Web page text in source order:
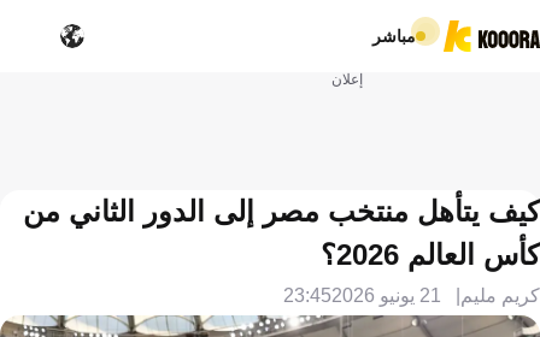
مباشر
إعلان
كيف يتأهل منتخب مصر إلى الدور الثاني من
كأس العالم 2026؟
كريم مليم 21 يونيو 2026 23:45